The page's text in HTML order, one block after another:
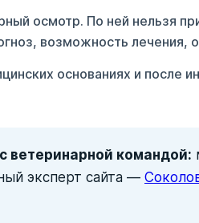
осмотр. По ней нельзя
возможность
основаниях и после
ветеринарной командой:
эксперт сайта —